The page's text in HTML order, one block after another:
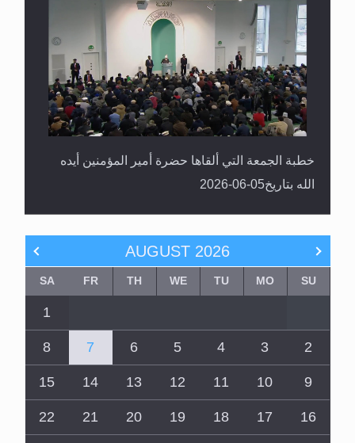
خطبة الجمعة التي ألقاها حضرة أمير المؤمنين أيده
الله بتاريخ05-06-2026
AUGUST 2026
SU
MO
TU
WE
TH
FR
SA
1
2
3
4
5
6
7
8
9
10
11
12
13
14
15
16
17
18
19
20
21
22